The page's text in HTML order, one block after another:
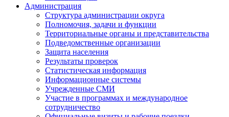
Администрация
Структура администрации округа
Полномочия, задачи и функции
Территориальные органы и представительства
Подведомственные организации
Защита населения
Результаты проверок
Статистическая информация
Информационные системы
Учрежденные СМИ
Участие в программах и международное
сотрудничество